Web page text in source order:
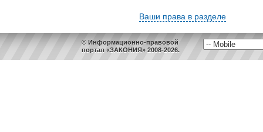
Ваши права в разделе
© Информационно-правовой
портал «ЗАКОНИЯ» 2008-2026.